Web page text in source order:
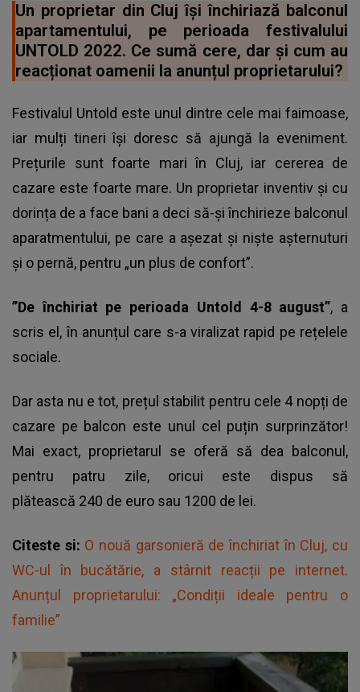
Un proprietar din Cluj își închiriază balconul
apartamentului, pe perioada festivalului
UNTOLD 2022. Ce sumă cere, dar și cum au
reacționat oamenii la anunțul proprietarului?
Festivalul Untold este unul dintre cele mai faimoase,
iar mulți tineri își doresc să ajungă la eveniment.
Prețurile sunt foarte mari în Cluj, iar cererea de
cazare este foarte mare. Un proprietar inventiv și cu
dorința de a face bani a deci să-și închirieze balconul
aparatmentului, pe care a așezat și niște așternuturi
și o pernă, pentru „un plus de confort”.
”De închiriat pe perioada Untold 4-8 august”, a
scris el, în anunțul care s-a viralizat rapid pe rețelele
sociale.
Dar asta nu e tot, prețul stabilit pentru cele 4 nopți de
cazare pe balcon este unul cel puțin surprinzător!
Mai exact, proprietarul se oferă să dea balconul ,
pentru patru zile, oricui este dispus să
plătească 240 de euro sau 1200 de lei.
Citeste si: O nouă garsonieră de închiriat în Cluj, cu
WC-ul în bucătărie, a stârnit reacții pe internet.
Anunțul proprietarului: „Condiții ideale pentru o
familie”